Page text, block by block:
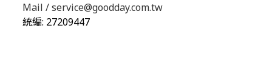
Mail / service@goodday.com.tw
統編: 27209447